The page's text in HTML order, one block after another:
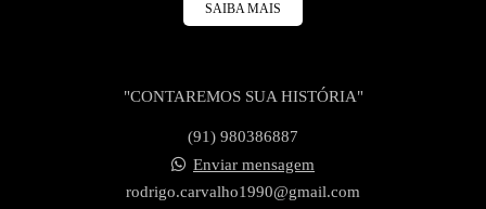
SAIBA MAIS
"CONTAREMOS SUA HISTÓRIA"
(91) 980386887
Enviar mensagem
rodrigo.carvalho1990@gmail.com